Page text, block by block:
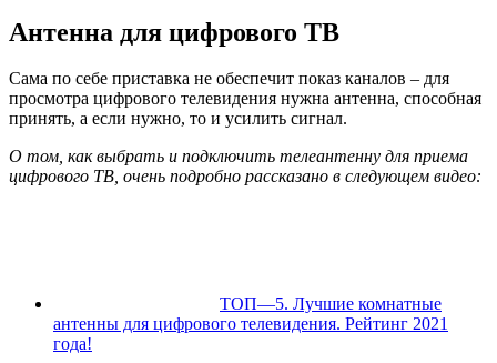
Антенна для цифрового ТВ
Сама по себе приставка не обеспечит показ каналов – для
просмотра цифрового телевидения нужна антенна, способная
принять, а если нужно, то и усилить сигнал.
О том, как выбрать и подключить телеантенну для приема
цифрового ТВ, очень подробно рассказано в следующем видео:
ТОП—5. Лучшие комнатные
антенны для цифрового телевидения. Рейтинг 2021
года!